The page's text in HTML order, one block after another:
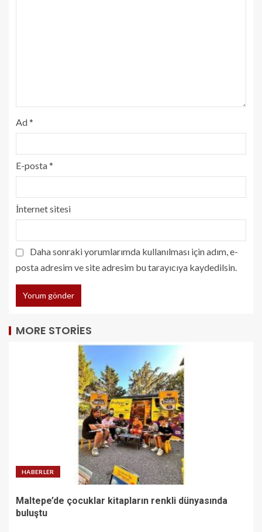
Ad*
E-posta*
İnternet sitesi
Daha sonraki yorumlarımda kullanılması için adım, e-
posta adresim ve site adresim bu tarayıcıya kaydedilsin.
MORE STORIES
HABERLER
Maltepe’de çocuklar kitapların renkli dünyasında
buluştu